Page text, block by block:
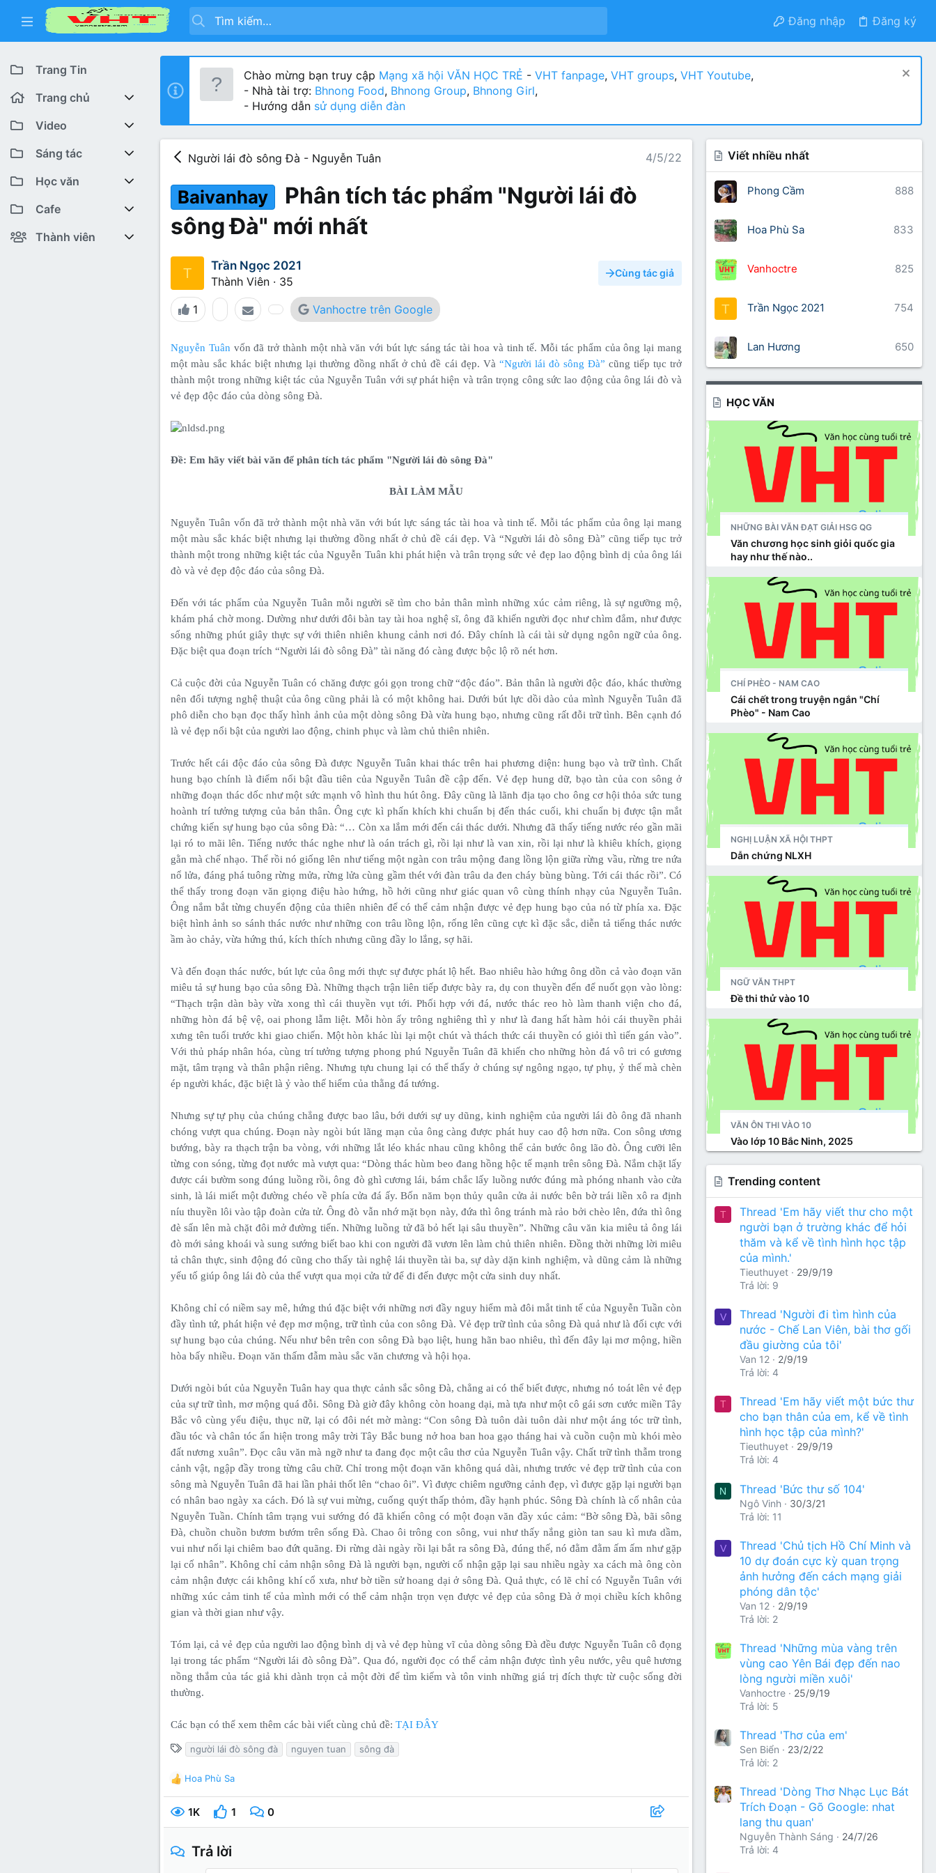
Đăng nhập Đăng ký
Trang Tin
Trang chủ
Diễn đàn
Bài viết mới
Có gì mới
Featured content
Bài viết mới
Video
Youtube VHT News
Youtube VHT
Tiktok
Sáng tác
Cuộc thi viết
Trại sáng tác
Liên hệ BTC
Học văn
Lớp 12
Lớp 11
Cafe
Cafe Văn chương
Thành viên
Chào mừng bạn truy cập Mạng xã hội VĂN HỌC TRẺ - VHT fanpage, VHT groups, VHT Youtube,
- Nhà tài trợ: Bhnong Food, Bhnong Group, Bhnong Girl,
- Hướng dẫn sử dụng diễn đàn
Người lái đò sông Đà - Nguyễn Tuân 4/5/22
Baivanhay
Phân tích tác phẩm "Người lái đò
sông Đà" mới nhất
T
Trần Ngọc 2021
Thành Viên · 35
Cùng tác giả
1 Vanhoctre trên Google
Nguyễn Tuân vốn đã trở thành một nhà văn với bút lực sáng tác tài hoa và tinh tế. Mỗi tác phẩm của ông lại mang
một màu sắc khác biệt nhưng lại thường đồng nhất ở chủ đề cái đẹp. Và “Người lái đò sông Đà” cũng tiếp tục trở
thành một trong những kiệt tác của Nguyễn Tuân với sự phát hiện và trân trọng công sức lao động của ông lái đò và
vẻ đẹp độc đáo của dòng sông Đà.
Đề: Em hãy viết bài văn để phân tích tác phẩm "Người lái đò sông Đà"
BÀI LÀM MẪU
Nguyễn Tuân vốn đã trở thành một nhà văn với bút lực sáng tác tài hoa và tinh tế. Mỗi tác phẩm của ông lại mang
một màu sắc khác biệt nhưng lại thường đồng nhất ở chủ đề cái đẹp. Và “Người lái đò sông Đà” cũng tiếp tục trở
thành một trong những kiệt tác của Nguyễn Tuân khi phát hiện và trân trọng sức vẻ đẹp lao động bình dị của ông lái
đò và vẻ đẹp độc đáo của sông Đà.
Đến với tác phẩm của Nguyễn Tuân mỗi người sẽ tìm cho bản thân mình những xúc cảm riêng, là sự ngưỡng mộ,
khám phá chờ mong. Dường như dưới đôi bàn tay tài hoa nghệ sĩ, ông đã khiến người đọc như chìm đắm, như được
sống những phút giây thực sự với thiên nhiên khung cảnh nơi đó. Đây chính là cái tài sử dụng ngôn ngữ của ông.
Đặc biệt qua đoạn trích “Người lái đò sông Đà” tài năng đó càng được bộc lộ rõ nét hơn.
Cả cuộc đời của Nguyễn Tuân có chăng được gói gọn trong chữ “độc đáo”. Bản thân là người độc đáo, khác thường
nên đối tượng nghệ thuật của ông cũng phải là có một không hai. Dưới bút lực dồi dào của mình Nguyễn Tuân đã
phô diễn cho bạn đọc thấy hình ảnh của một dòng sông Đà vừa hung bạo, nhưng cũng rất đỗi trữ tình. Bên cạnh đó
là vẻ đẹp nổi bật của người lao động, chinh phục và làm chủ thiên nhiên.
Trước hết cái độc đáo của sông Đà được Nguyễn Tuân khai thác trên hai phương diện: hung bạo và trữ tình. Chất
hung bạo chính là điểm nổi bật đầu tiên của Nguyễn Tuân đề cập đến. Vẻ đẹp hung dữ, bạo tàn của con sông ở
những đoạn thác dốc như một sức mạnh vô hình thu hút ông. Đây cũng là lãnh địa tạo cho ông cơ hội thỏa sức tung
hoành trí tưởng tượng của bản thân. Ông cực kì phấn khích khi chuẩn bị đến thác cuối, khi chuẩn bị được tận mắt
chứng kiến sự hung bạo của sông Đà: “… Còn xa lắm mới đến cái thác dưới. Nhưng đã thấy tiếng nước réo gần mãi
lại ró to mãi lên. Tiếng nước thác nghe như là oán trách gì, rồi lại như là van xin, rồi lại như là khiêu khích, giọng
gằn mà chế nhạo. Thể rồi nó giống lên như tiếng một ngàn con trâu mộng đang lồng lộn giữa rừng vầu, rừng tre nứa
nổ lửa, đáng phá tuông rừng mửa, rừng lửa cùng gầm thét với đàn trâu da đen cháy bùng bùng. Tới cái thác rồi”. Có
thể thấy trong đoạn văn giọng điệu hào hứng, hồ hởi cũng như giác quan vô cùng thính nhạy của Nguyễn Tuân.
Ông nắm bắt từng chuyển động của thiên nhiên để có thể cảm nhận được vẻ đẹp hung bạo của nó từ phía xa. Đặc
biệt hình ảnh so sánh thác nước như những con trâu lồng lộn, rống lên cũng cực kì đặc sắc, diễn tả tiếng thác nước
ầm ào chảy, vừa hứng thú, kích thích nhưng cũng đầy lo lắng, sợ hãi.
Và đến đoạn thác nước, bút lực của ông mới thực sự được phát lộ hết. Bao nhiêu hào hứng ông dồn cả vào đoạn văn
miêu tả sự hung bạo của sông Đà. Những thạch trận liên tiếp được bày ra, dụ con thuyền đến để nuốt gọn vào lòng:
“Thạch trận dàn bày vừa xong thì cái thuyền vụt tới. Phối hợp với đá, nước thác reo hò làm thanh viện cho đá,
những hòn đá bệ vệ, oai phong lẫm liệt. Mỗi hòn ấy trông nghiêng thì y như là đang hất hàm hỏi cái thuyền phải
xưng tên tuổi trước khi giao chiến. Một hòn khác lùi lại một chút và thách thức cái thuyền có giỏi thì tiến gán vào”.
Với thủ pháp nhân hóa, cùng trí tưởng tượng phong phú Nguyễn Tuân đã khiến cho những hòn đá vô tri có gương
mặt, tâm trạng và thân phận riêng. Nhưng tựu chung lại có thể thấy ở chúng sự ngông ngạo, tự phụ, ỷ thế mà chèn
ép người khác, đặc biệt là ỷ vào thế hiểm của thằng đá tướng.
Nhưng sự tự phụ của chúng chẳng được bao lâu, bới dưới sự uy dũng, kinh nghiệm của người lái đò ông đã nhanh
chóng vượt qua chúng. Đoạn này ngòi bút lãng mạn của ông càng được phát huy cao độ hơn nữa. Con sông ương
bướng, bày ra thạch trận ba vòng, với những lắt léo khác nhau cũng không thể cản bước ông lão đò. Ông cưỡi lên
từng con sóng, từng đọt nước mà vượt qua: “Dòng thác hùm beo đang hồng hộc tế mạnh trên sông Đà. Nắm chặt lấy
được cái bườm song đúng luồng rồi, ông đò ghì cương lái, bám chắc lấy luồng nước đúng mà phóng nhanh vào cửa
sinh, là lái miết một đường chéo về phía cửa đá ấy. Bốn năm bọn thủy quân cửa ải nước bên bờ trái liền xô ra định
níu thuyền lôi vào tập đoàn cửa tử. Ông đò vẫn nhớ mặt bọn này, đứa thì ông tránh mà rảo bởi chèo lên, đứa thì ông
đè sấn lên mà chặt đôi mở đường tiến. Những luồng tử đã bỏ hết lại sâu thuyền”. Những câu văn kia miêu tả ông lái
đò mới sảng khoái và sung sướng biết bao khi con người đã vươn lên làm chủ thiên nhiên. Đồng thời những lời miêu
tả chân thực, sinh động đó cũng cho thấy tài nghệ lái thuyền tài ba, sự dày dặn kinh nghiệm, và dũng cảm là những
yếu tố giúp ông lái đò của thể vượt qua mọi cửa tử để đi đến được một cửa sinh duy nhất.
Không chỉ có niềm say mê, hứng thú đặc biệt với những nơi đầy nguy hiểm mà đôi mắt tinh tế của Nguyễn Tuần còn
đầy tình tứ, phát hiện vẻ đẹp mơ mộng, trữ tình của con sông Đà. Vẻ đẹp trữ tình của sông Đà quả như là đối cực với
sự hung bạo của chúng. Nếu như bên trên con sông Đà bạo liệt, hung hãn bao nhiêu, thì đến đây lại mơ mộng, hiền
hòa bấy nhiều. Đoạn văn thấm đẫm màu sắc văn chương và hội họa.
Dưới ngòi bút của Nguyễn Tuân hay qua thực cảnh sắc sông Đà, chẳng ai có thể biết được, nhưng nó toát lên vẻ đẹp
của sự trữ tình, mơ mộng quá đỗi. Sông Đà giờ đây không còn hoang dại, mà tựa như một cô gái sơn cước miền Tây
Bắc vô cùng yểu điệu, thục nữ, lại có đôi nét mờ màng: “Con sông Đà tuôn dài tuôn dài như một áng tóc trữ tình,
đầu tóc và chân tóc ẩn hiện trong mây trời Tây Bắc bung nở hoa ban hoa gạo tháng hai và cuồn cuộn mù khói mèo
đất nương xuân”. Đọc câu văn mà ngỡ như ta đang đọc một câu thơ của Nguyễn Tuân vậy. Chất trữ tình thẫm trong
cảnh vật, ngập đầy trong từng câu chữ. Chỉ trong một đoạn văn không quá dài, nhưng trước vẻ đẹp trữ tình của con
sông mà Nguyễn Tuân đã hai lần phải thốt lên “chao ôi”. Vì được chiêm ngưỡng cảnh đẹp, vì được gặp lại người bạn
có nhân bao ngày xa cách. Đó là sự vui mừng, cuống quýt thấp thỏm, đầy hạnh phúc. Sông Đà chính là cố nhân của
Nguyễn Tuần. Chính tâm trạng vui sướng đó đã khiến công có một đoạn văn đầy xúc cảm: “Bờ sông Đà, bãi sông
Đà, chuồn chuồn bươm bướm trên sống Đà. Chao ôi trông con sông, vui như thấy nắng giòn tan sau kì mưa dầm,
vui như nối lại chiêm bao đứt quãng. Đi rừng dài ngày rồi lại bắt ra sông Đà, đúng thế, nó đằm đằm ấm ấm như gặp
lại cố nhân”. Không chỉ cảm nhận sông Đà là người bạn, người cố nhận gặp lại sau nhiều ngày xa cách mà ông còn
cảm nhận được cái không khí cổ xưa, như bờ tiền sử hoang dại ở sông Đà. Quả thực, có lẽ chỉ có Nguyễn Tuân với
những xúc cảm tinh tế của mình mới có thể cảm nhận trọn vẹn được vẻ đẹp của sông Đà ở mọi chiều kích không
gian và thời gian như vậy.
Tóm lại, cả vẻ đẹp của người lao động bình dị và vẻ đẹp hùng vĩ của dòng sông Đà đều được Nguyễn Tuân cô đọng
lại trong tác phẩm “Người lái đò sông Đà”. Qua đó, người đọc có thể cảm nhận được tình yêu nước, yêu quê hương
nồng thắm của tác giả khi dành trọn cả một đời để tìm kiếm và tôn vinh những giá trị đích thực từ cuộc sống đời
thường.
Các bạn có thể xem thêm các bài viết cùng chủ đề: TẠI ĐÂY
T
k
h
ó
a
người lái đò sông đà nguyen tuan sông đà
R
e
a
i
Hoa Phù Sa
1K 1 0
Trả lời
Viết nhiều nhất
888
Phong Cầm
833
Hoa Phù Sa
825
Vanhoctre
T 754
Trần Ngọc 2021
650
Lan Hương
HỌC VĂN
NHỮNG BÀI VĂN ĐẠT GIẢI HSG QG
Văn chương học sinh giỏi quốc gia
hay như thế nào..
CHÍ PHÈO - NAM CAO
Cái chết trong truyện ngắn "Chí
Phèo" - Nam Cao
NGHỊ LUẬN XÃ HỘI THPT
Dẫn chứng NLXH
NGỮ VĂN THPT
Đề thi thử vào 10
VĂN ÔN THI VÀO 10
Vào lớp 10 Bắc Ninh, 2025
Trending content
T
Thread 'Em hãy viết thư cho một
người bạn ở trường khác để hỏi
thăm và kể về tình hình học tập
của mình.'
Tieuthuyet
29/9/19
Trả lời: 9
V
Thread 'Người đi tìm hình của
nước - Chế Lan Viên, bài thơ gối
đầu giường của tôi'
Van 12
2/9/19
Trả lời: 4
T
Thread 'Em hãy viết một bức thư
cho bạn thân của em, kể về tình
hình học tập của mình?'
Tieuthuyet
29/9/19
Trả lời: 4
N Thread 'Bức thư số 104'
Ngô Vinh
30/3/21
Trả lời: 11
V
Thread 'Chủ tịch Hồ Chí Minh và
10 dự đoán cực kỳ quan trọng
ảnh hưởng đến cách mạng giải
phóng dân tộc'
Van 12
2/9/19
Trả lời: 2
Thread 'Những mùa vàng trên
vùng cao Yên Bái đẹp đến nao
lòng người miền xuôi'
Vanhoctre
25/9/19
Trả lời: 5
Thread 'Thơ của em'
Sen Biển
23/2/22
Trả lời: 2
Thread 'Dòng Thơ Nhạc Lục Bát
Trích Đoạn - Gõ Google: nhat
lang thu quan'
Nguyễn Thành Sáng
24/7/26
Trả lời: 4